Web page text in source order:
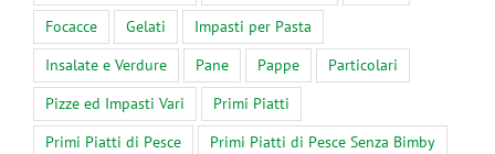
Focacce
Gelati
Impasti per Pasta
Insalate e Verdure
Pane Pappe
Particolari
Pizze ed Impasti Vari
Primi Piatti
Primi Piatti di Pesce
Primi Piatti di Pesce Senza Bimby